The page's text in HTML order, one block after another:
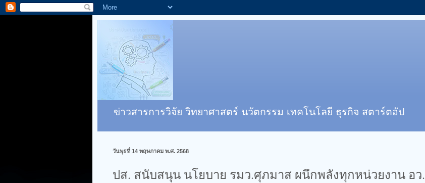
ข่าวสารการวิจัย วิทยาศาสตร์ นวัตกรรม เทคโนโลยี ธุรกิจ สตาร์ตอัป
วันพุธที่ 14 พฤษภาคม พ.ศ. 2568
ปส. สนับสนุน นโยบาย รมว.ศุภมาส ผนึกพลังทุกหน่วยงาน อว.